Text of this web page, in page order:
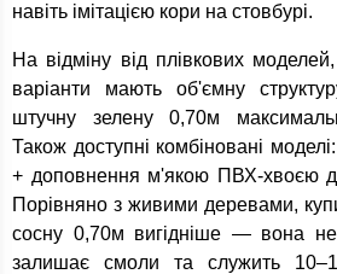
навіть імітацією кори на стовбурі.
На відміну від плівкових моделей,
варіанти мають об'ємну
штучну зелену 0,70м
Також доступні комбіновані
+ доповнення м'якою ПВХ-хвоєю
Порівняно з живими деревами,
сосну 0,70м вигідніше — вона
залишає смоли та служить